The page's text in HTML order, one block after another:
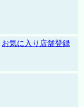
お気に入り店舗登録